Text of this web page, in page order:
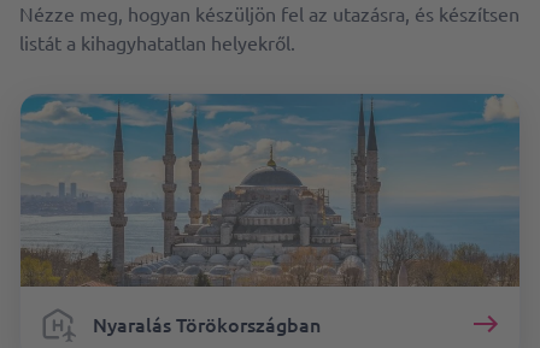
Nézze meg, hogyan készüljön fel az utazásra, és készítsen
listát a kihagyhatatlan helyekről.
Nyaralás Törökországban